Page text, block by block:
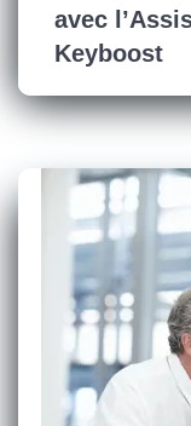
avec
Keyboost